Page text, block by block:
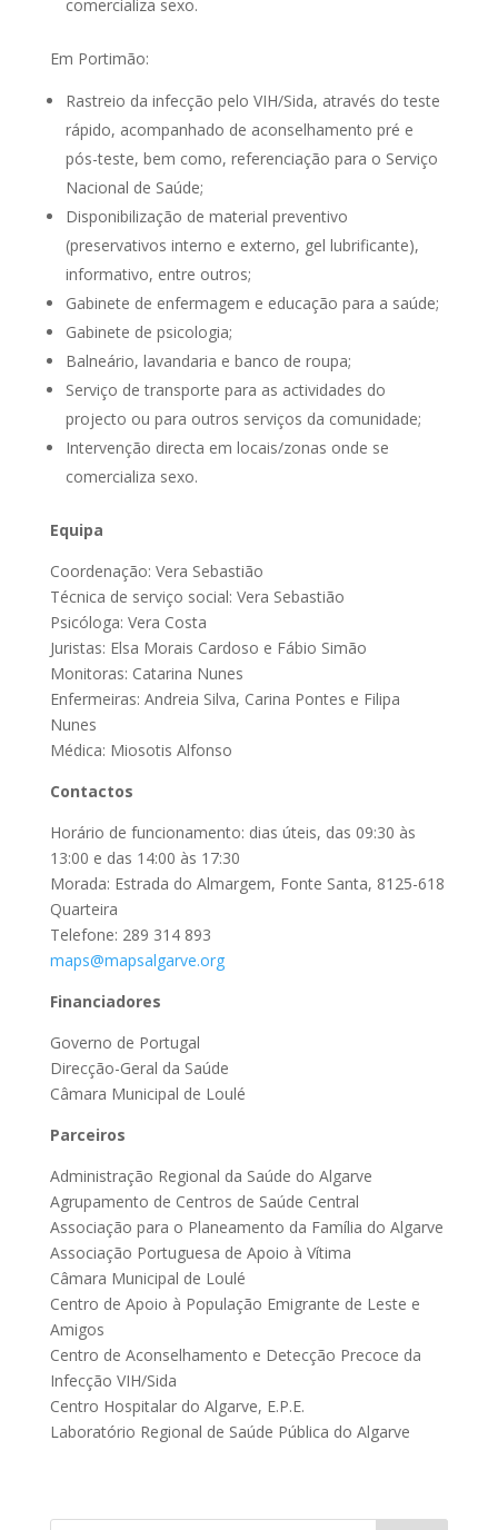
comercializa sexo.
Em Portimão:
Rastreio da infecção pelo VIH/Sida, através do teste
rápido, acompanhado de aconselhamento pré e
pós-teste, bem como, referenciação para o Serviço
Nacional de Saúde;
Disponibilização de material preventivo
(preservativos interno e externo, gel lubrificante),
informativo, entre outros;
Gabinete de enfermagem e educação para a saúde;
Gabinete de psicologia;
Balneário, lavandaria e banco de roupa;
Serviço de transporte para as actividades do
projecto ou para outros serviços da comunidade;
Intervenção directa em locais/zonas onde se
comercializa sexo.
Equipa
Coordenação: Vera Sebastião
Técnica de serviço social: Vera Sebastião
Psicóloga: Vera Costa
Juristas: Elsa Morais Cardoso e Fábio Simão
Monitoras: Catarina Nunes
Enfermeiras: Andreia Silva, Carina Pontes e Filipa
Nunes
Médica: Miosotis Alfonso
Contactos
Horário de funcionamento: dias úteis, das 09:30 às
13:00 e das 14:00 às 17:30
Morada: Estrada do Almargem, Fonte Santa, 8125-618
Quarteira
Telefone: 289 314 893
maps@mapsalgarve.org
Financiadores
Governo de Portugal
Direcção-Geral da Saúde
Câmara Municipal de Loulé
Parceiros
Administração Regional da Saúde do Algarve
Agrupamento de Centros de Saúde Central
Associação para o Planeamento da Família do Algarve
Associação Portuguesa de Apoio à Vítima
Câmara Municipal de Loulé
Centro de Apoio à População Emigrante de Leste e
Amigos
Centro de Aconselhamento e Detecção Precoce da
Infecção VIH/Sida
Centro Hospitalar do Algarve, E.P.E.
Laboratório Regional de Saúde Pública do Algarve